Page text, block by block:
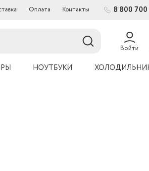
Оплата Контакты 8 800 700
Войти
НОУТБУКИ